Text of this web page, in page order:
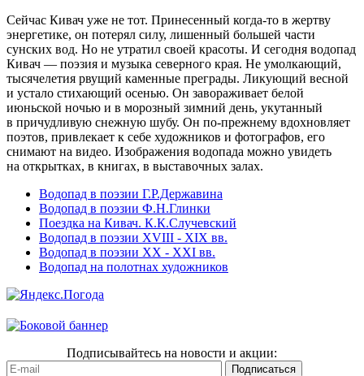
Сейчас Кивач уже не тот. Принесенный когда-то в жертву
энергетике, он потерял силу, лишенный большей части
сунских вод. Но не утратил своей красоты. И сегодня водопад
Кивач — поэзия и музыка северного края. Не умолкающий,
тысячелетия рвущий каменные преграды. Ликующий весной
и устало стихающий осенью. Он завораживает белой
июньской ночью и в морозный зимний день, укутанный
в причудливую снежную шубу. Он по-прежнему вдохновляет
поэтов, привлекает к себе художников и фотографов, его
снимают на видео. Изображения водопада можно увидеть
на открытках, в книгах, в выставочных залах.
Водопад в поэзии Г.Р.Державина
Водопад в поэзии Ф.Н.Глинки
Поездка на Кивач. К.К.Случевский
Водопад в поэзии XVIII - XIX вв.
Водопад в поэзии XX - XXI вв.
Водопад на полотнах художников
Подписывайтесь на новости и акции: